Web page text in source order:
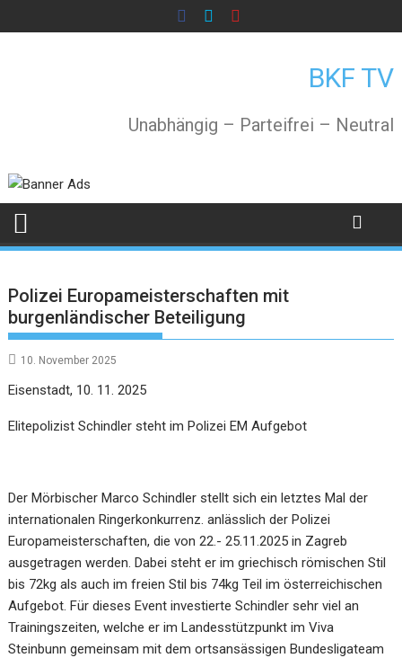
to
BKF TV
Unabhängig – Parteifrei – Neutral
Polizei Europameisterschaften mit
burgenländischer Beteiligung
10. November 2025
Eisenstadt, 10. 11. 2025
Elitepolizist Schindler steht im Polizei EM Aufgebot
Der Mörbischer Marco Schindler stellt sich ein letztes Mal der
internationalen Ringerkonkurrenz. anlässlich der Polizei
Europameisterschaften, die von 22.- 25.11.2025 in Zagreb
ausgetragen werden. Dabei steht er im griechisch römischen Stil
bis 72kg als auch im freien Stil bis 74kg Teil im österreichischen
Aufgebot. Für dieses Event investierte Schindler sehr viel an
Trainingszeiten, welche er im Landesstützpunkt im Viva
Steinbunn gemeinsam mit dem ortsansässigen Bundesligateam